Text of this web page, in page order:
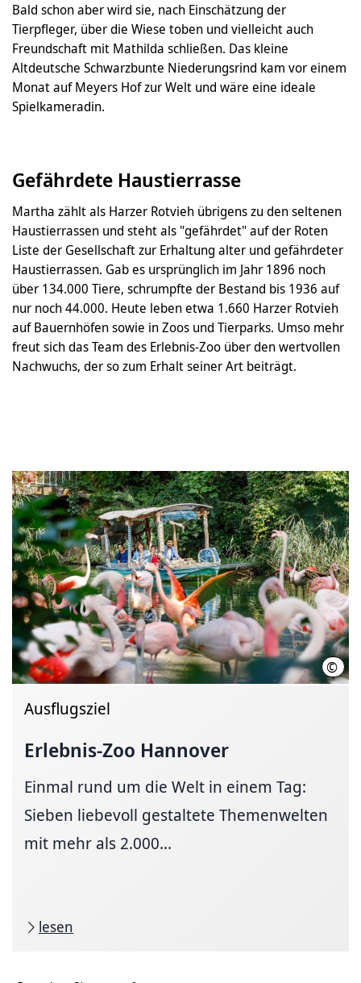
Bald schon aber wird sie, nach Einschätzung der
Tierpfleger, über die Wiese toben und vielleicht auch
Freundschaft mit Mathilda schließen. Das kleine
Altdeutsche Schwarzbunte Niederungsrind kam vor einem
Monat auf Meyers Hof zur Welt und wäre eine ideale
Spielkameradin.
Gefährdete Haustierrasse
Martha zählt als Harzer Rotvieh übrigens zu den seltenen
Haustierrassen und steht als "gefährdet" auf der Roten
Liste der Gesellschaft zur Erhaltung alter und gefährdeter
Haustierrassen. Gab es ursprünglich im Jahr 1896 noch
über 134.000 Tiere, schrumpfte der Bestand bis 1936 auf
nur noch 44.000. Heute leben etwa 1.660 Harzer Rotvieh
auf Bauernhöfen sowie in Zoos und Tierparks. Umso mehr
freut sich das Team des Erlebnis-Zoo über den wertvollen
Nachwuchs, der so zum Erhalt seiner Art beiträgt.
©
Ausflugsziel
Erlebnis-Zoo Hannover
Einmal rund um die Welt in einem Tag:
Sieben liebevoll gestaltete Themenwelten
mit mehr als 2.000...
lesen